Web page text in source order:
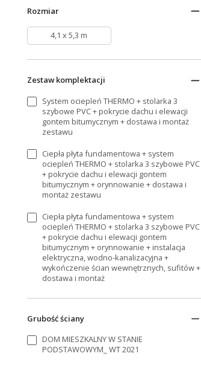
Rozmiar
4,1 x 5,3 m
Zestaw komplektacji
System ociepleń THERMO + stolarka 3
szybowe PVC + pokrycie dachu i elewacji
gontem bitumycznym + dostawa i montaż
zestawu
Ciepła płyta fundamentowa + system
ociepleń THERMO + stolarka 3 szybowe PVC
+ pokrycie dachu i elewacji gontem
bitumycznym + orynnowanie + dostawa i
montaż zestawu
Ciepła płyta fundamentowa + system
ociepleń THERMO + stolarka 3 szybowe PVC
+ pokrycie dachu i elewacji gontem
bitumycznym + orynnowanie + instalacja
elektryczna, wodno-kanalizacyjna +
wykończenie ścian wewnętrznych, sufitów +
dostawa i montaż
Grubość ściany
DOM MIESZKALNY W STANIE
PODSTAWOWYM_ WT 2021